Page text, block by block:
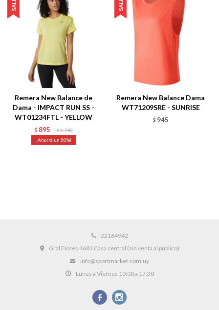
Remera New Balance de
Dama - IMPACT RUN SS -
WT01234FTL - YELLOW
$ 895 $ 1.790
50
Remera New Balance Dama
WT71209SRE - SUNRISE
$ 945
22164942
Gral Flores 4683 Casa central (sin venta al público)
info@sportmarket.com.uy
Lunes a Viernes 10:00 a 17:30
 